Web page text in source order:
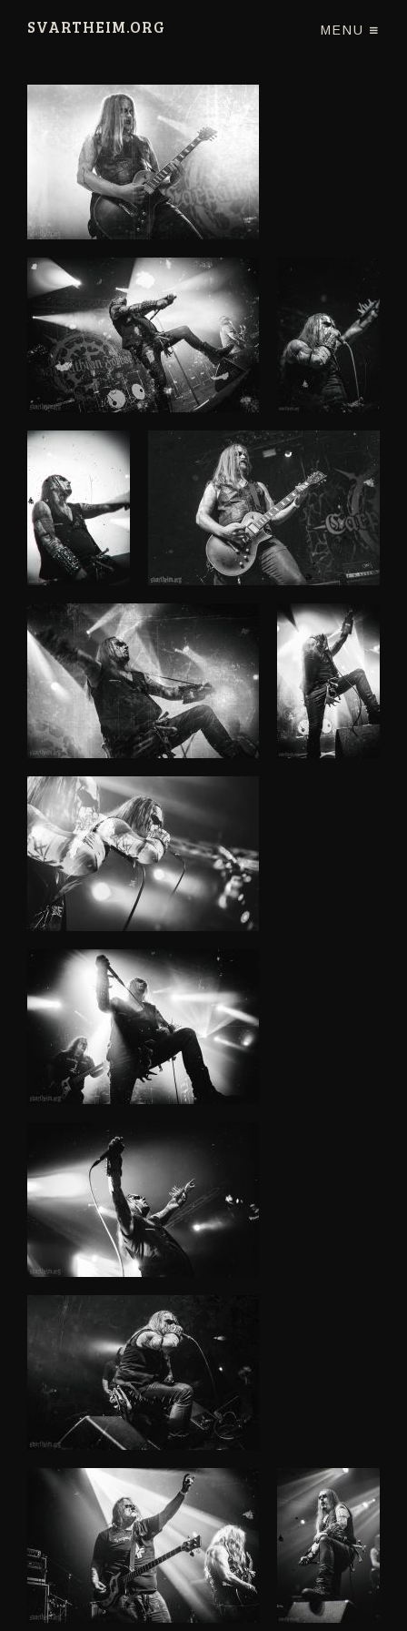
SVARTHEIM.ORG MENU